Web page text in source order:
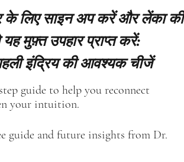
के लिए साइन अप करें और लेंका की
मुफ़्त उपहार प्राप्त करें:
इंद्रिय की आवश्यक चीजें
guide to help you reconnect
your intuition.
guide and future insights from Dr.